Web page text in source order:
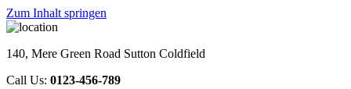
Zum Inhalt springen
140, Mere Green Road Sutton Coldfield
Call Us: 0123-456-789